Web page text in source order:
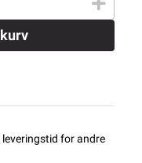
leveringstid for andre